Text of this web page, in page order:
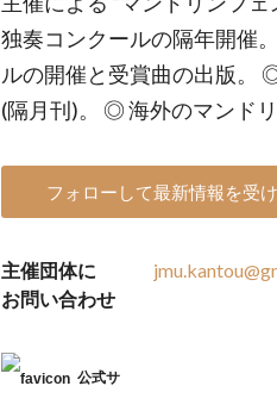
独奏コンクールの隔年開催
ルの開催と受賞曲の出版。
(隔月刊)。 ◎ 海外のマンド
フォローして最新情報を受
主催団体に
お問い合わせ
公式サ